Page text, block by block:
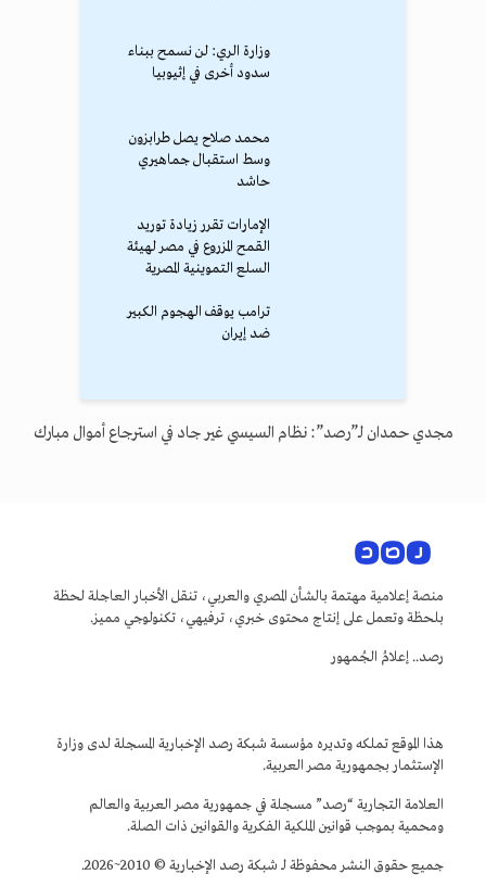
وزارة الري: لن نسمح ببناء
سدود أخرى في إثيوبيا
محمد صلاح يصل طرابزون
وسط استقبال جماهيري
حاشد
الإمارات تقرر زيادة توريد
القمح المزروع في مصر لهيئة
السلع التموينية المصرية
ترامب يوقف الهجوم الكبير
ضد إيران
مجدي حمدان لـ”رصد”: نظام السيسي غير جاد في استرجاع أموال مبارك
منصة إعلامية مهتمة بالشأن المصري والعربي، تنقل الأخبار العاجلة لحظة
بلحظة وتعمل على إنتاج محتوى خبري، ترفيهي، تكنولوجي مميز.
رصد.. إعلامُ الجُمهور
هذا الموقع تملكه وتديره مؤسسة شبكة رصد الإخبارية المسجلة لدى وزارة
الإستثمار بجمهورية مصر العربية.
العلامة التجارية “رصد” مسجلة في جمهورية مصر العربية والعالم
ومحمية بموجب قوانين الملكية الفكرية والقوانين ذات الصلة.
جميع حقوق النشر محفوظة لـ شبكة رصد الإخبارية © 2010~2026.